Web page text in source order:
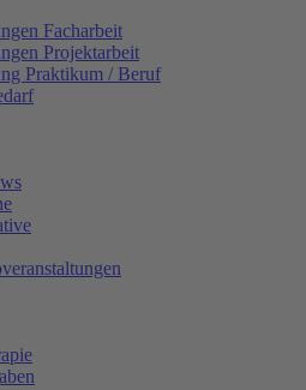
Facharbeit
Projektarbeit
Praktikum / Beruf